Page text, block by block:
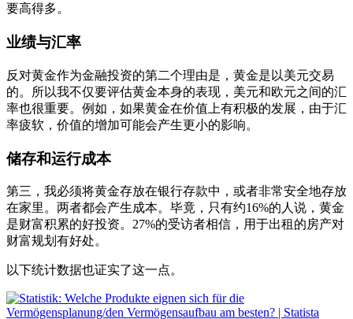
要高得多。
业绩与汇率
反对黄金作为金融投资的第二个理由是，黄金是以美元交易
的。所以我不仅要评估黄金本身的表现，美元和欧元之间的汇
率也很重要。例如，如果黄金在价值上有积极的发展，由于汇
率疲软，价值的增加可能会产生更小的影响。
储存和运行成本
第三，我必须将黄金存放在银行存款中，或者非常安全地存放
在家里。两者都会产生成本。毕竟，只有约16%的人说，黄金
是财富积累的好投资。27%的受访者相信，用于出租的房产对
财富规划有好处。
以下统计数据也证实了这一点。